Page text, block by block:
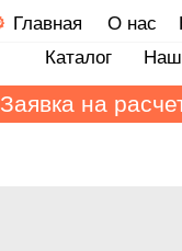
Главная
О нас
Каталог
Заявка на